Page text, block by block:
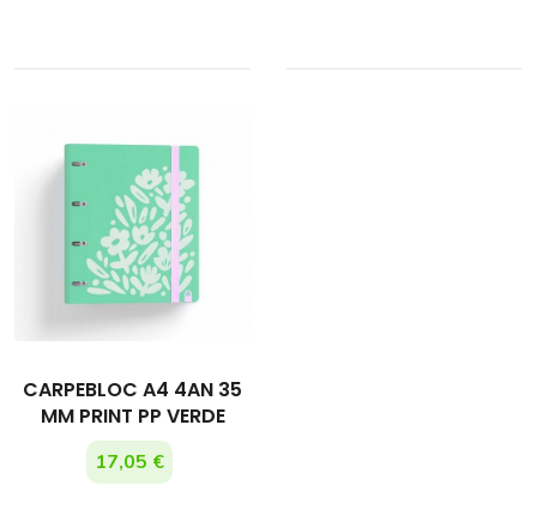
CARPEBLOC A4 4AN 35
MM PRINT PP VERDE
17,05 €